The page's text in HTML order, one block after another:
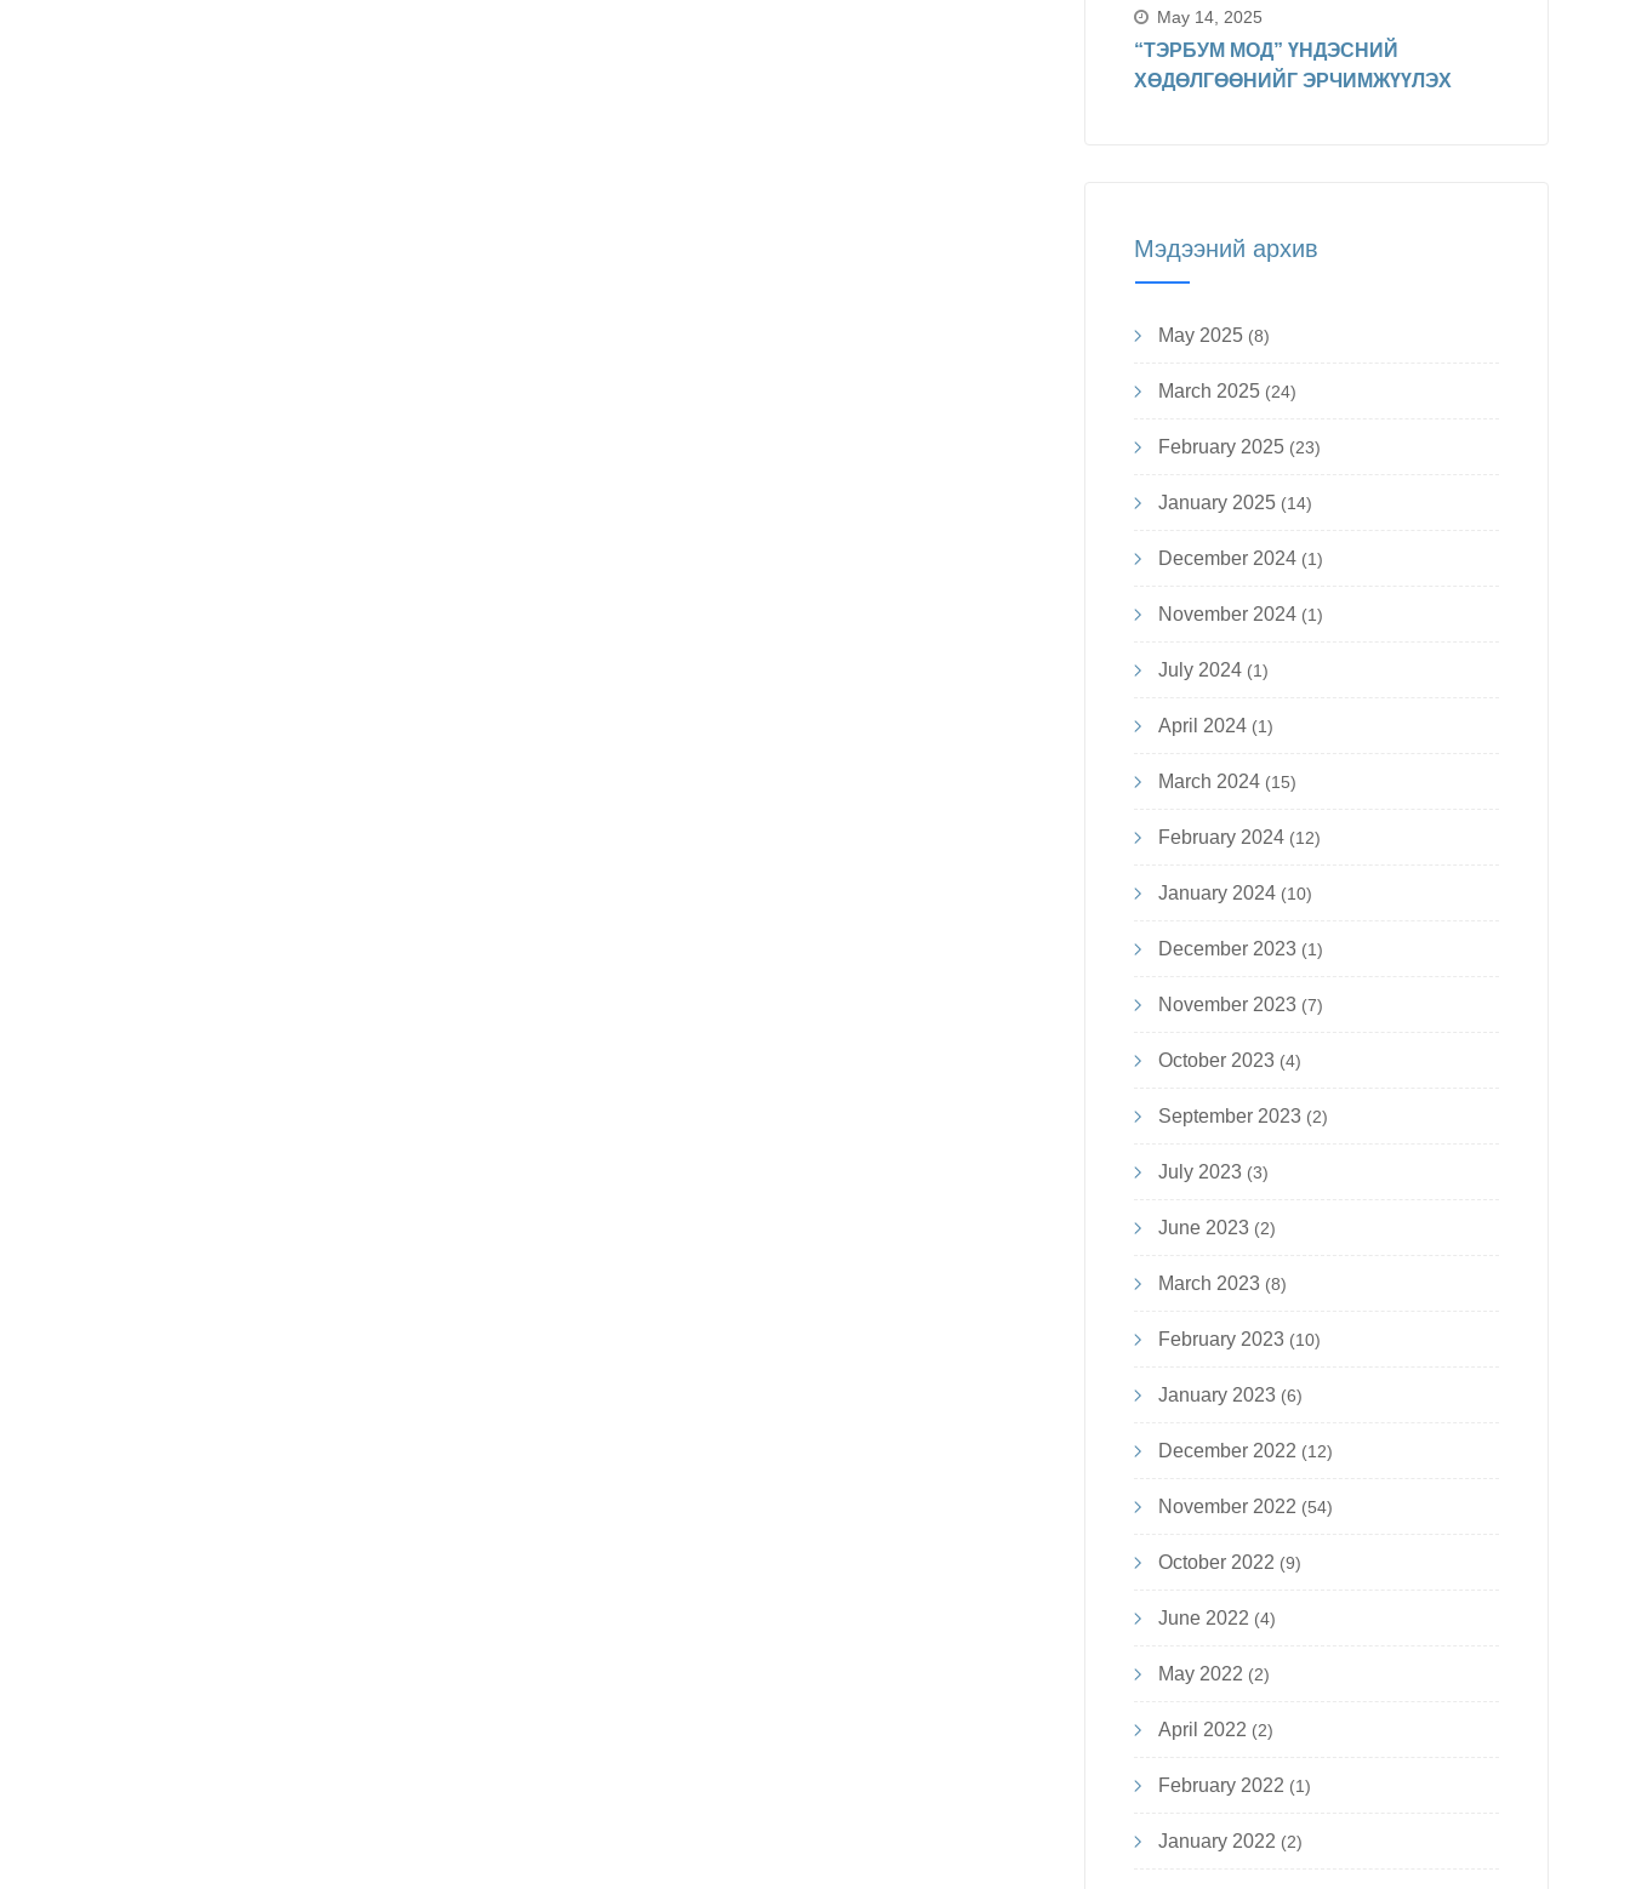
May 14, 2025
“ТЭРБУМ МОД” ҮНДЭСНИЙ
ХӨДӨЛГӨӨНИЙГ ЭРЧИМЖҮҮЛЭХ
Мэдээний архив
May 2025(8)
March 2025(24)
February 2025(23)
January 2025(14)
December 2024(1)
November 2024(1)
July 2024(1)
April 2024(1)
March 2024(15)
February 2024(12)
January 2024(10)
December 2023(1)
November 2023(7)
October 2023(4)
September 2023(2)
July 2023(3)
June 2023(2)
March 2023(8)
February 2023(10)
January 2023(6)
December 2022 (12)
November 2022 (54)
October 2022 (9)
June 2022 (4)
May 2022 (2)
April 2022 (2)
February 2022 (1)
January 2022 (2)